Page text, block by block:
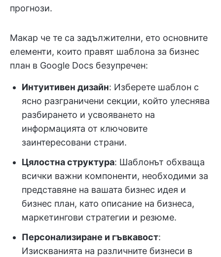
прогнози.
Макар че те са задължителни, ето основните
елементи, които правят шаблона за бизнес
план в Google Docs безупречен:
Интуитивен дизайн: Изберете шаблон с
ясно разграничени секции, който улеснява
разбирането и усвояването на
информацията от ключовите
заинтересовани страни.
Цялостна структура: Шаблонът обхваща
всички важни компоненти, необходими за
представяне на вашата бизнес идея и
бизнес план, като описание на бизнеса,
маркетингови стратегии и резюме.
Персонализиране и гъвкавост:
Изискванията на различните бизнеси в